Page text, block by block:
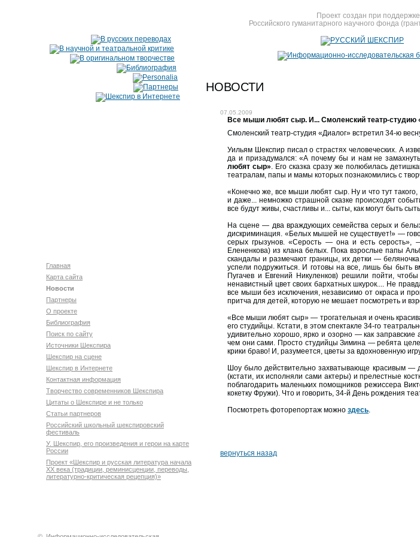
Проект создан при поддержке
Российского гуманитарного научного фонда
НОВОСТИ
07.05.2009
Вcе мыши любят сыр. И... Смоленский театр-студию
Смоленский театр-студия «Диалог» встретил 34-ю
Уильям Шекспир писал о страстях человеческих. А
да и призадумался: «А почему бы и нам не
любят сыр». Его сказка сразу же полюбилась
театралам, папы и мамы которых познакомились с
«Конечно же, все мыши любят сыр. Ну и что тут
и даже... немножко страшной сказке происходят
все будут живы, счастливы и... сыты, как могут быть
На сцене — два враждующих семейства серых и
дискриминация. «Белых мышей не существует!» —
серых грызунов. «Серость — она и есть серость»,
Елененкова) из клана белых. Пока взрослые папы
скандалы и размечают границы, их детки —
успели подружиться. И готовы на все, лишь бы быть
Пугачев и Евгений Никуленков) решили пойти,
ненавистный цвет своих бархатных шкурок.... Не
все мыши без исключения, независимо от окраса и
притча для детей, которую не мешает посмотреть и
«Все мыши любят сыр» — трогательная и очень
его студийцы. Кстати, в этом спектакле 34-го
удивительно хорошо, ярко и озорно — как
чем они сами. Просто студийцы Зимина — ребята
крики браво! И, разумеется, цветы за вдохновенную
Шоу было действительно захватывающе красивым —
(кстати, их исполняли сами актеры) и прелестные
поблагодарить маленьких помощников режиссера
кокетку Фружи). Что и говорить, 34-й День рождения
Посмотреть фоторепортаж можно здесь.
вернуться назад
Главная
Карта сайта
Новости
Партнеры
О проекте
Библиография
Поиск по сайту
Источники Шекспира
Шекспир на сцене
Шекспир в Интернете
Контактная информация
Творчество современников Шекспира
Цитаты о Шекспире и не только
Статьи партнеров
Российский школьный шекспировский
фестиваль
У. Шекспир, его произведения и герои на карте
России
Проект «Шекспир и русская литература начала
XX века (традиции, реминисценции, переводы,
литературно-критическая рецепция)»